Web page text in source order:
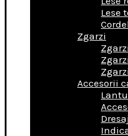
Lese
Zgarzi
Accesorii
Dresaj